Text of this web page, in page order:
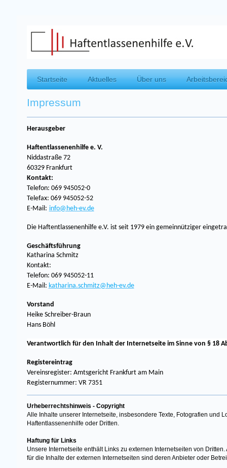
Startseite Aktuelles Über uns
Impressum
Herausgeber
Haftentlassenenhilfe e. V.
Niddastraße 72
60329 Frankfurt
Kontakt:
Telefon: 069 945052-0
Telefax: 069 945052-52
E-Mail: info@heh-ev.de
Die Haftentlassenenhilfe e.V. ist seit 1979 ein gemeinnütziger
Geschäftsführung
Katharina Schmitz
Kontakt:
Telefon: 069 945052-11
E-Mail: katharina.schmitz@heh-ev.de
Vorstand
Heike Schreiber-Braun
Hans Böhl
Verantwortlich für den Inhalt der Internetseite im Sinne von § 18
Registereintrag
Vereinsregister: Amtsgericht Frankfurt am Main
Registernummer: VR 7351
Urheberrechtshinweis - Copyright
Alle Inhalte unserer Internetseite, insbesondere Texte, Fotografien und
Haftentlassenenhilfe oder Dritten.
Haftung für Links
Unsere Internetseite enthält Links zu externen Internetseiten von
für die Inhalte der externen Internetseiten sind deren Anbieter oder